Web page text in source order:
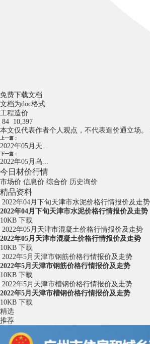
免费下载文档
文档为doc格式
工程造价
84 10,397
本文仅代表作者个人观点，不代表造价通立场。
上一篇：
2022年05月天...
下一篇：
2022年05月乌...
今日材价行情
市场价 信息价 综合价 历史询价
精品资料
2022年04月下旬天津市水泥价格行情报价及走势
2022年04月下旬天津市水泥价格行情报价及走势
10KB 下载
2022年05月天津市混凝土价格行情报价及走势
2022年05月天津市混凝土价格行情报价及走势
10KB 下载
2022年5月天津市钢筋价格行情报价及走势
2022年5月天津市钢筋价格行情报价及走势
10KB 下载
2022年5月天津市槽钢价格行情报价及走势
2022年5月天津市槽钢价格行情报价及走势
10KB 下载
精选
推荐